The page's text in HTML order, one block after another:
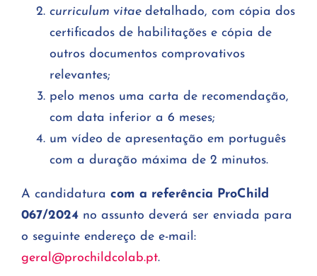
curriculum vitae detalhado, com cópia dos
certificados de habilitações e cópia de
outros documentos comprovativos
relevantes;
pelo menos uma carta de recomendação,
com data inferior a 6 meses;
um vídeo de apresentação em português
com a duração máxima de 2 minutos.
A candidatura com a referência ProChild
067/2024 no assunto deverá ser enviada para
o seguinte endereço de e-mail:
geral@prochildcolab.pt.